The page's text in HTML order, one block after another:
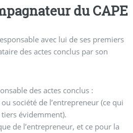
du CAPE
avec lui de ses premiers
des actes conclus par son
des actes conclus :
société de l’entrepreneur (ce qui
évidemment).
de l’entrepreneur, et ce pour la